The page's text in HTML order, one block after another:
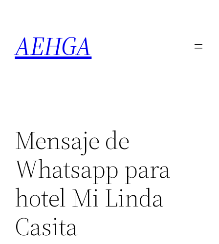
contenido
AEHGA
Mensaje de
Whatsapp para
hotel Mi Linda
Casita